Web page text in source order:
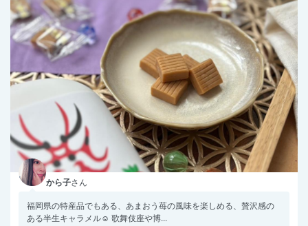
から子さん
福岡県の特産品でもある、あまおう苺の風味を楽しめる、贅沢感の
ある半生キャラメル☺️ 歌舞伎座や博...